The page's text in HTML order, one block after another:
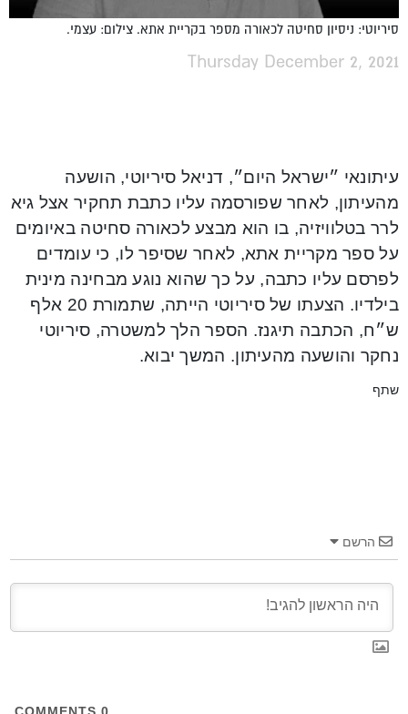
סיריוטי: ניסיון סחיטה לכאורה מספר בקריית אתא. צילום: עצמי.
Thursday December 2, 2021
עיתונאי ״ישראל היום״, דניאל סיריוטי, הושעה
מהעיתון, לאחר שפורסמה עליו כתבת תחקיר אצל גיא
לרר בטלוויזיה, בו הוא מבצע לכאורה סחיטה באיומים
על ספר מקריית אתא, לאחר שסיפר לו, כי עומדים
לפרסם עליו כתבה, על כך שהוא נוגע מבחינה מינית
בילדיו. הצעתו של סיריוטי הייתה, שתמורת 20 אלף
ש״ח, הכתבה תיגנז. הספר הלך למשטרה, סיריוטי
נחקר והושעה מהעיתון. המשך יבוא.
שתף
הרשם
0